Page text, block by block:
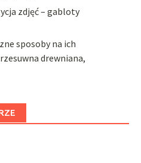
zdjęć – gabloty
sposoby na ich
drewniana,